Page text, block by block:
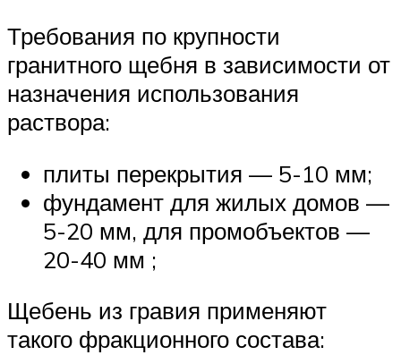
Требования по крупности
гранитного щебня в зависимости от
назначения использования
раствора:
плиты перекрытия — 5-10 мм;
фундамент для жилых домов —
5-20 мм, для промобъектов —
20-40 мм ;
Щебень из гравия применяют
такого фракционного состава: